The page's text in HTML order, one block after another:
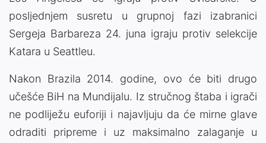
posljednjem susretu u grupnoj fazi izabranici
Sergeja Barbareza 24. juna igraju protiv selekcije
Katara u Seattleu.
Nakon Brazila 2014. godine, ovo će biti drugo
učešće BiH na Mundijalu. Iz stručnog štaba i igrači
ne podliježu euforiji i najavljuju da će mirne glave
odraditi pripreme i uz maksimalno zalaganje u